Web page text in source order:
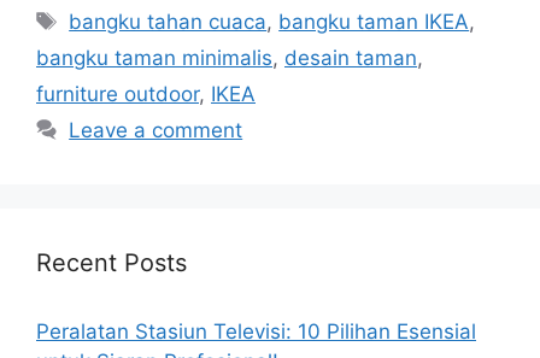
Tags
bangku tahan cuaca, bangku taman IKEA,
bangku taman minimalis, desain taman,
furniture outdoor, IKEA
Leave a comment
Recent Posts
Peralatan Stasiun Televisi: 10 Pilihan Esensial